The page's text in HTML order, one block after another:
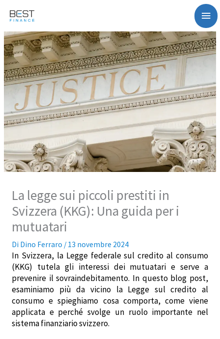
La legge sui piccoli prestiti in
Svizzera (KKG): Una guida per i
mutuatari
Di Dino Ferraro / 13 novembre 2024
In Svizzera, la Legge federale sul credito al consumo
(KKG) tutela gli interessi dei mutuatari e serve a
prevenire il sovraindebitamento. In questo blog post,
esaminiamo più da vicino la Legge sul credito al
consumo e spieghiamo cosa comporta, come viene
applicata e perché svolge un ruolo importante nel
sistema finanziario svizzero.